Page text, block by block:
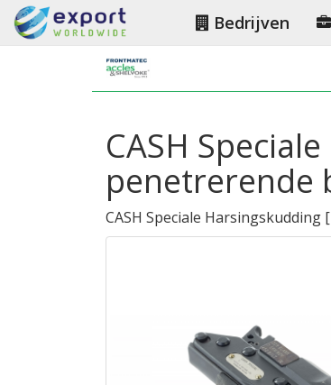
Bedrijven
CASH
penetrerende
CASH Speciale Harsingskudding [